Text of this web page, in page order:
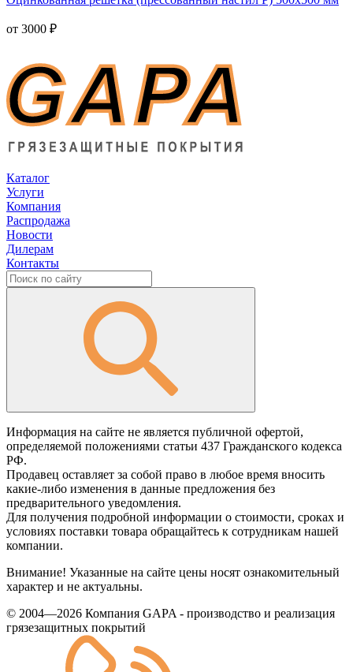
от 3000 ₽
Каталог
Услуги
Компания
Распродажа
Новости
Дилерам
Контакты
Информация на сайте не является публичной офертой,
определяемой положениями статьи 437 Гражданского кодекса
РФ.
Продавец оставляет за собой право в любое время вносить
какие-либо изменения в данные предложения без
предварительного уведомления.
Для получения подробной информации о стоимости, сроках и
условиях поставки товара обращайтесь к сотрудникам нашей
компании.
Внимание! Указанные на сайте цены носят ознакомительный
характер и не актуальны.
© 2004—2026 Компания GAPA - производство и реализация
грязезащитных покрытий